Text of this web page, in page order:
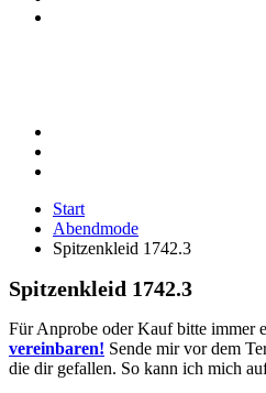
Start
Abendmode
Spitzenkleid 1742.3
Spitzenkleid 1742.3
Für Anprobe oder Kauf bitte immer
vereinbaren! Sende mir vor dem
die dir gefallen. So kann ich mich